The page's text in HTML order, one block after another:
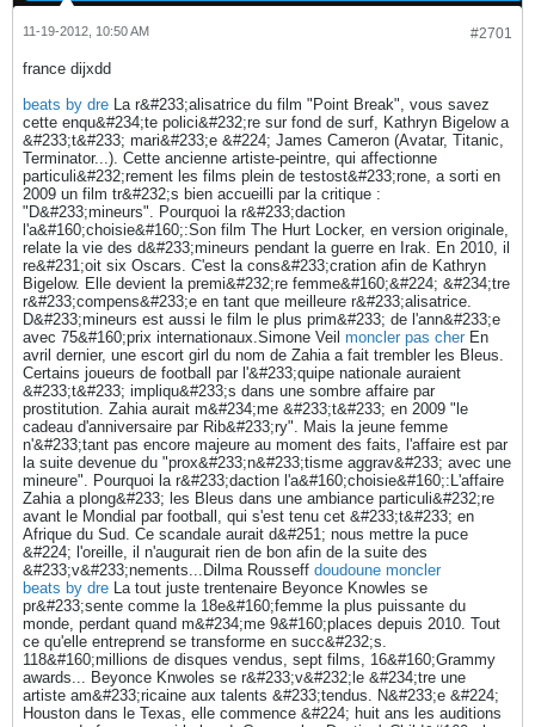
#2701
11-19-2012, 10:50 AM
france dijxdd
beats by dre La r&#233;alisatrice du film "Point Break", vous savez
cette enqu&#234;te polici&#232;re sur fond de surf, Kathryn Bigelow a
&#233;t&#233; mari&#233;e &#224; James Cameron (Avatar, Titanic,
Terminator...). Cette ancienne artiste-peintre, qui affectionne
particuli&#232;rement les films plein de testost&#233;rone, a sorti en
2009 un film tr&#232;s bien accueilli par la critique :
"D&#233;mineurs". Pourquoi la r&#233;daction
l'a&#160;choisie&#160;:Son film The Hurt Locker, en version originale,
relate la vie des d&#233;mineurs pendant la guerre en Irak. En 2010, il
re&#231;oit six Oscars. C'est la cons&#233;cration afin de Kathryn
Bigelow. Elle devient la premi&#232;re femme&#160;&#224; &#234;tre
r&#233;compens&#233;e en tant que meilleure r&#233;alisatrice.
D&#233;mineurs est aussi le film le plus prim&#233; de l'ann&#233;e
avec 75&#160;prix internationaux.Simone Veil moncler pas cher En
avril dernier, une escort girl du nom de Zahia a fait trembler les Bleus.
Certains joueurs de football par l'&#233;quipe nationale auraient
&#233;t&#233; impliqu&#233;s dans une sombre affaire par
prostitution. Zahia aurait m&#234;me &#233;t&#233; en 2009 "le
cadeau d'anniversaire par Rib&#233;ry". Mais la jeune femme
n'&#233;tant pas encore majeure au moment des faits, l'affaire est par
la suite devenue du "prox&#233;n&#233;tisme aggrav&#233; avec une
mineure". Pourquoi la r&#233;daction l'a&#160;choisie&#160;:L'affaire
Zahia a plong&#233; les Bleus dans une ambiance particuli&#232;re
avant le Mondial par football, qui s'est tenu cet &#233;t&#233; en
Afrique du Sud. Ce scandale aurait d&#251; nous mettre la puce
&#224; l'oreille, il n'augurait rien de bon afin de la suite des
&#233;v&#233;nements...Dilma Rousseff doudoune moncler
beats by dre La tout juste trentenaire Beyonce Knowles se
pr&#233;sente comme la 18e&#160;femme la plus puissante du
monde, perdant quand m&#234;me 9&#160;places depuis 2010. Tout
ce qu'elle entreprend se transforme en succ&#232;s.
118&#160;millions de disques vendus, sept films, 16&#160;Grammy
awards... Beyonce Knwoles se r&#233;v&#232;le &#234;tre une
artiste am&#233;ricaine aux talents &#233;tendus. N&#233;e &#224;
Houston dans le Texas, elle commence &#224; huit ans les auditions